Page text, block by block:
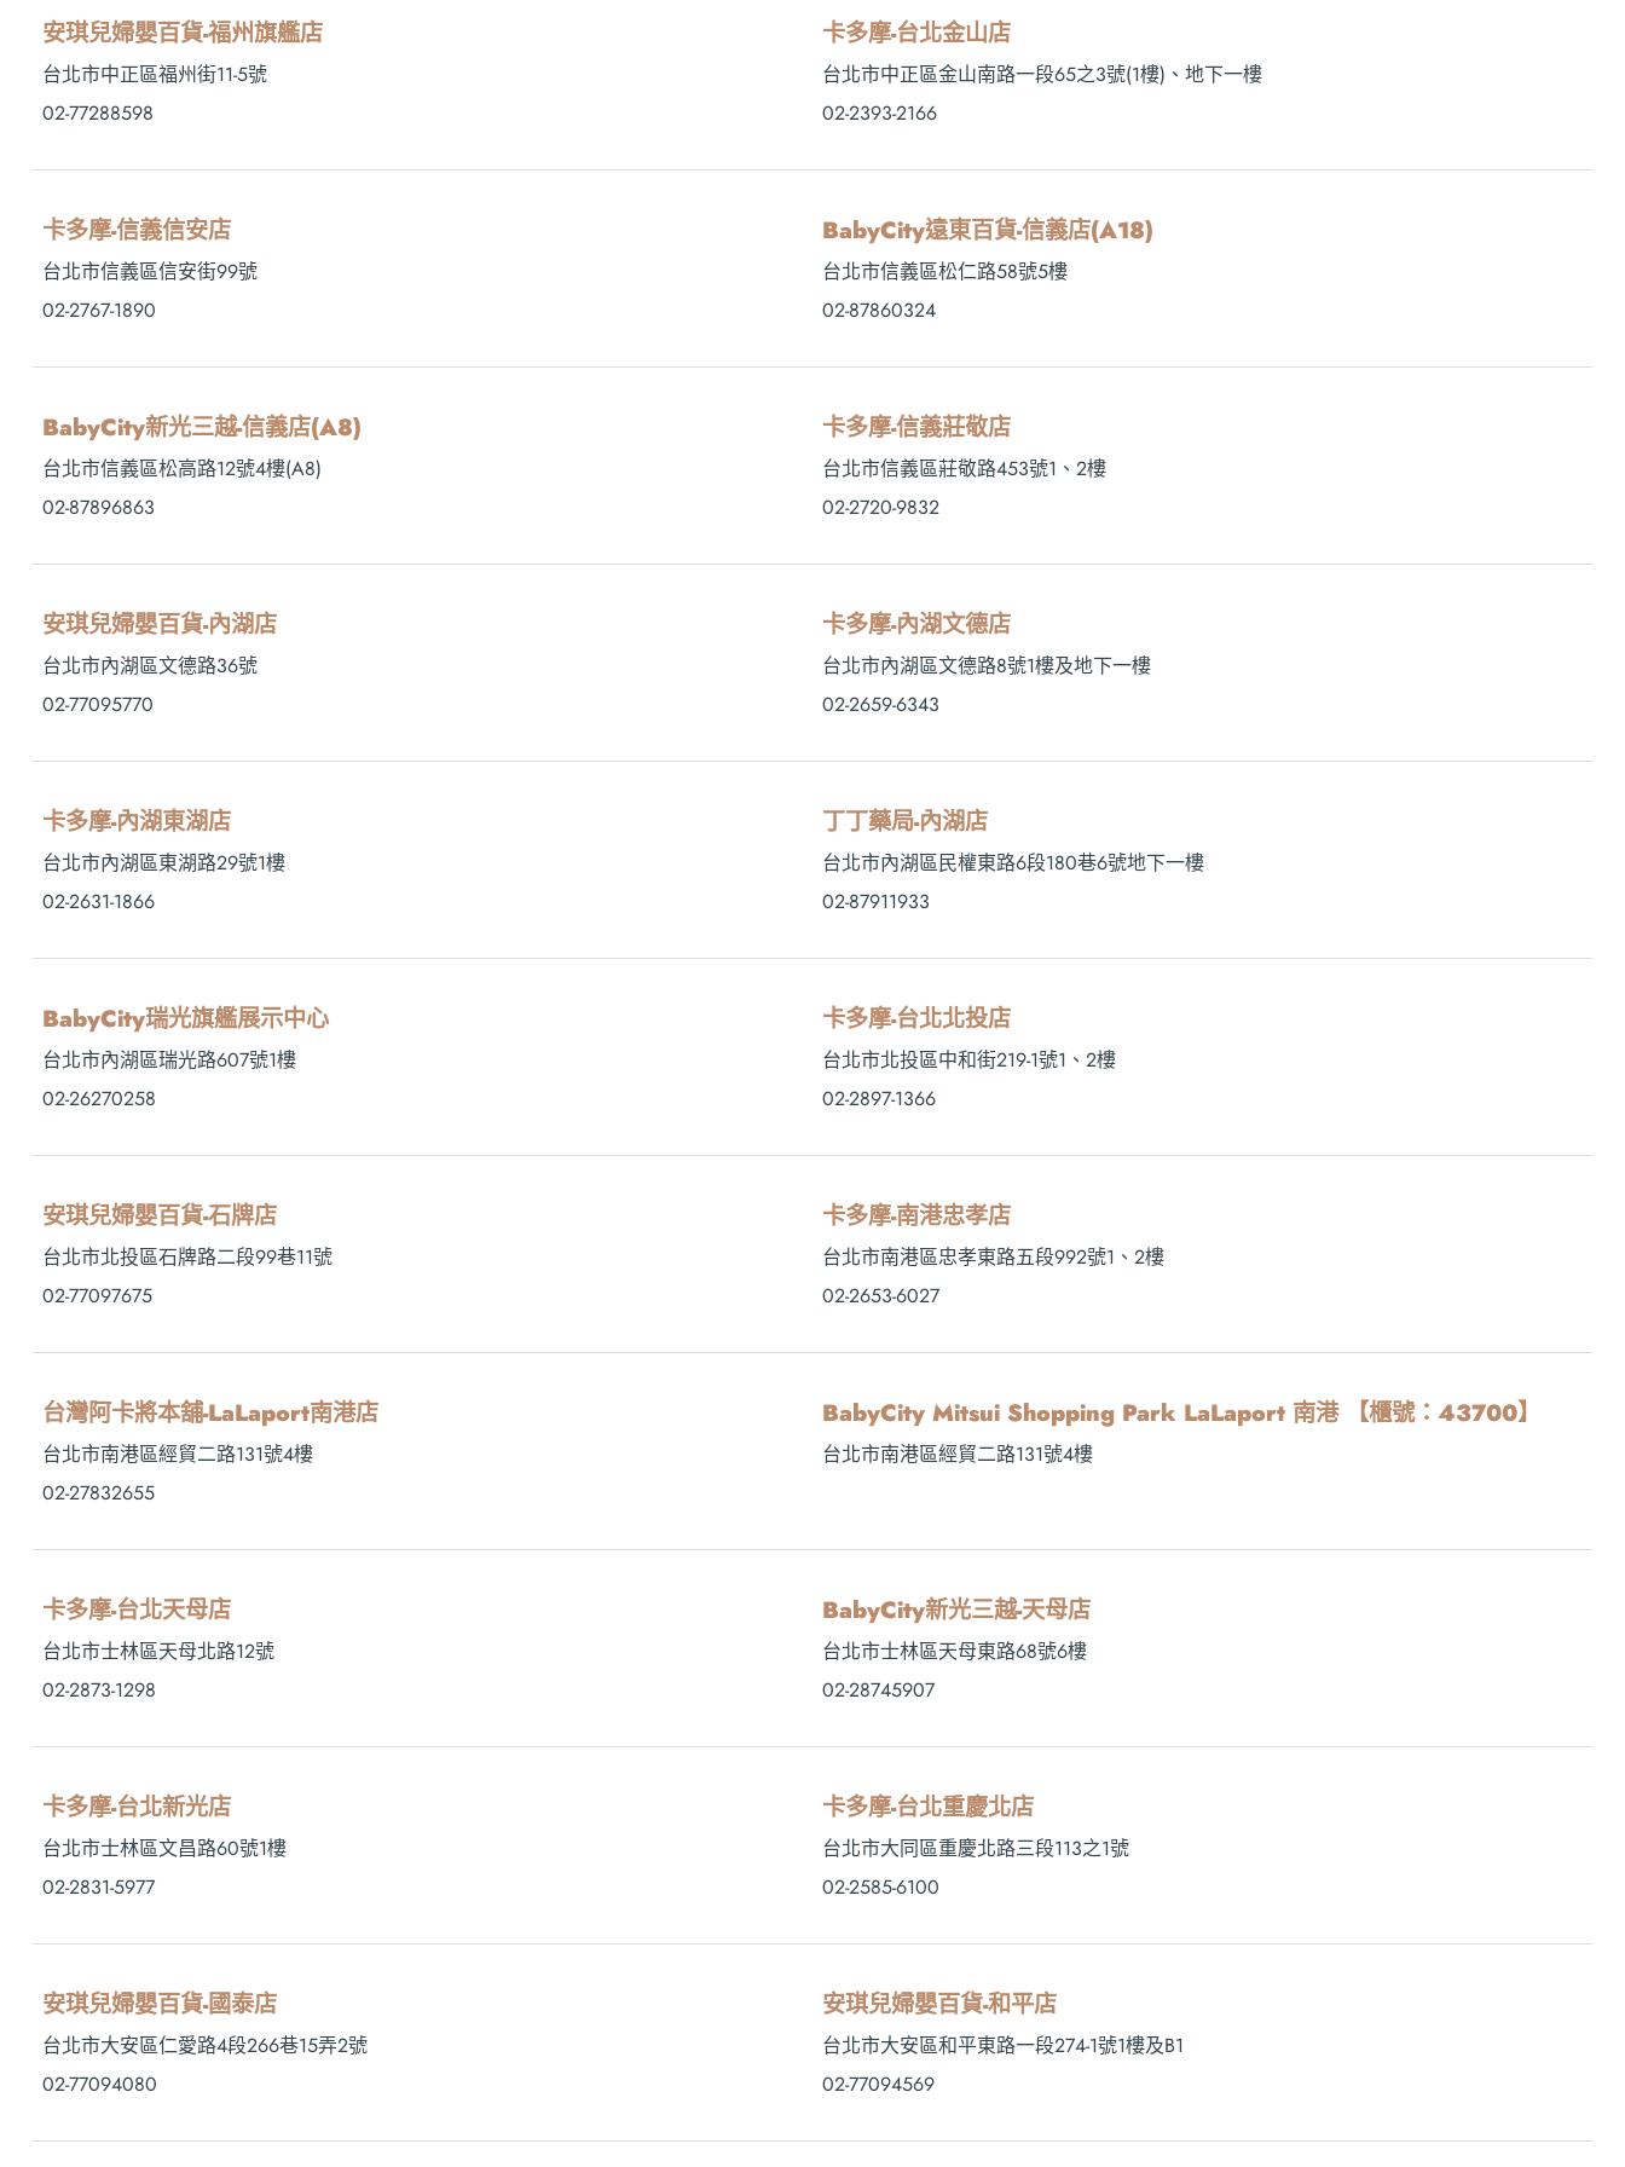
安琪兒婦嬰百貨-福州旗艦店
台北市中正區福州街11-5號
02-77288598
卡多摩-台北金山店
台北市中正區金山南路一段65之3號(1樓)、地下一樓
02-2393-2166
卡多摩-信義信安店
台北市信義區信安街99號
02-2767-1890
BabyCity遠東百貨-信義店(A18)
台北市信義區松仁路58號5樓
02-87860324
BabyCity新光三越-信義店(A8)
台北市信義區松高路12號4樓(A8)
02-87896863
卡多摩-信義莊敬店
台北市信義區莊敬路453號1、2樓
02-2720-9832
安琪兒婦嬰百貨-內湖店
台北市內湖區文德路36號
02-77095770
卡多摩-內湖文德店
台北市內湖區文德路8號1樓及地下一樓
02-2659-6343
卡多摩-內湖東湖店
台北市內湖區東湖路29號1樓
02-2631-1866
丁丁藥局-內湖店
台北市內湖區民權東路6段180巷6號地下一樓
02-87911933
BabyCity瑞光旗艦展示中心
台北市內湖區瑞光路607號1樓
02-26270258
卡多摩-台北北投店
台北市北投區中和街219-1號1、2樓
02-2897-1366
安琪兒婦嬰百貨-石牌店
台北市北投區石牌路二段99巷11號
02-77097675
卡多摩-南港忠孝店
台北市南港區忠孝東路五段992號1、2樓
02-2653-6027
台灣阿卡將本舖-LaLaport南港店
台北市南港區經貿二路131號4樓
02-27832655
BabyCity Mitsui Shopping Park LaLaport 南港 【櫃號：43700】
台北市南港區經貿二路131號4樓
卡多摩-台北天母店
台北市士林區天母北路12號
02-2873-1298
BabyCity新光三越-天母店
台北市士林區天母東路68號6樓
02-28745907
卡多摩-台北新光店
台北市士林區文昌路60號1樓
02-2831-5977
卡多摩-台北重慶北店
台北市大同區重慶北路三段113之1號
02-2585-6100
安琪兒婦嬰百貨-國泰店
台北市大安區仁愛路4段266巷15弄2號
02-77094080
安琪兒婦嬰百貨-和平店
台北市大安區和平東路一段274-1號1樓及B1
02-77094569